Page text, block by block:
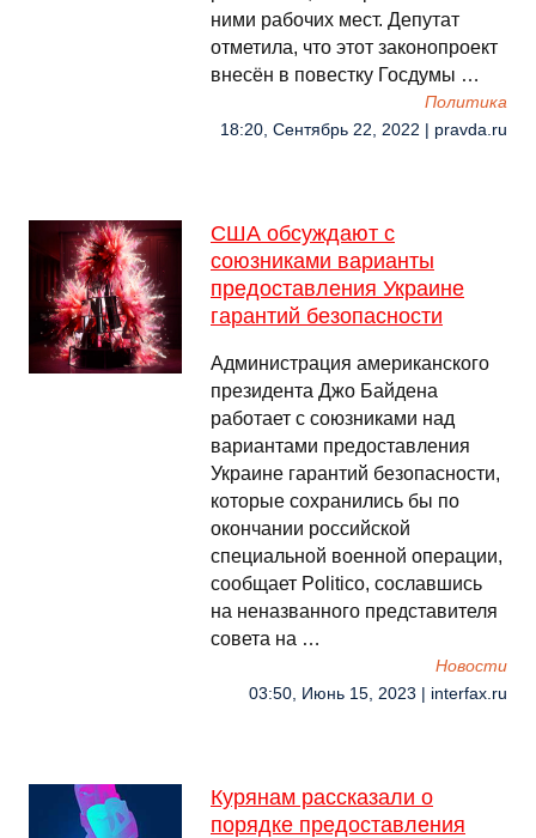
ними рабочих мест. Депутат
отметила, что этот законопроект
внесён в повестку Госдумы …
Политика
18:20, Сентябрь 22, 2022 | pravda.ru
США обсуждают с
союзниками варианты
предоставления Украине
гарантий безопасности
Администрация американского
президента Джо Байдена
работает с союзниками над
вариантами предоставления
Украине гарантий безопасности,
которые сохранились бы по
окончании российской
специальной военной операции,
сообщает Politico, сославшись
на неназванного представителя
совета на …
Новости
03:50, Июнь 15, 2023 | interfax.ru
Курянам рассказали о
порядке предоставления